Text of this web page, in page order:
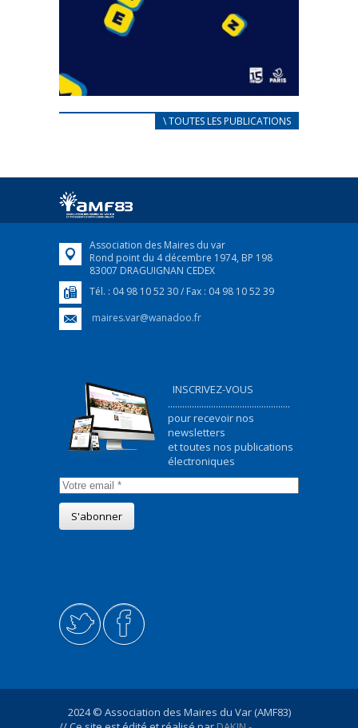
CARNET D’ACCUEIL
Afin d’accompagner au mieux les réfugiés
FEUILLETER
\ TOUTES LES PUBLICATIONS
Association des Maires du var
Rond point du 4 décembre 1974, BP 198
83007 DRAGUIGNAN CEDEX
Tél. : 04 98 10 52 30 / Fax : 04 98 10 52 39
maires.var@wanadoo.fr
INSCRIVEZ-VOUS
...................................................
pour recevoir nos
newsletters
et toutes nos publications
électroniques
2024 © Association des Maires du Var (AMF83)